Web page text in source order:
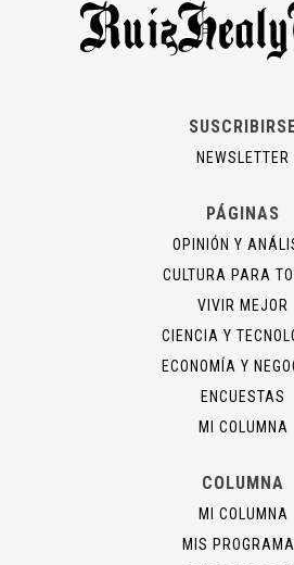
NEWSLETTER
PÁGINAS
OPINIÓN Y
CULTURA PARA
VIVIR MEJOR
CIENCIA Y
ECONOMÍA Y
ENCUESTAS
MI COLUMNA
COLUMNA
MI COLUMNA
MIS